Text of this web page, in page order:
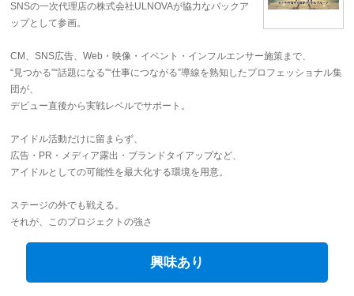
SNSの一次代理店の株式会社ULNOVAが協力なバックア
ップとして参画。
CM、SNS広告、Web・映像・イベント・インフルエンサー施策まで、
“見つかる”“話題になる”“仕事につながる”導線を熟知したプロフェッショナル集
団が、
デビュー直後から実戦レベルでサポート。
アイドル活動だけに留まらず、
広告・PR・メディア露出・ブランドタイアップなど、
アイドルとしての可能性を最大化する環境を用意。
ステージの外でも戦える。
それが、このプロジェクトの強さ
興味あり